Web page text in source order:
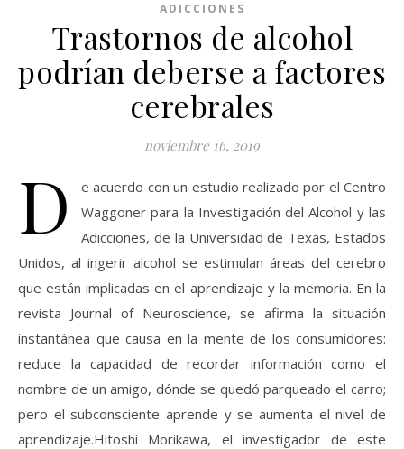
ADICCIONES
Trastornos de alcohol
podrían deberse a factores
cerebrales
noviembre 16, 2019
D
e acuerdo con un estudio realizado por el Centro
Waggoner para la Investigación del Alcohol y las
Adicciones, de la Universidad de Texas, Estados
Unidos, al ingerir alcohol se estimulan áreas del cerebro
que están implicadas en el aprendizaje y la memoria. En la
revista Journal of Neuroscience, se afirma la situación
instantánea que causa en la mente de los consumidores:
reduce la capacidad de recordar información como el
nombre de un amigo, dónde se quedó parqueado el carro;
pero el subconsciente aprende y se aumenta el nivel de
aprendizaje.Hitoshi Morikawa, el investigador de este